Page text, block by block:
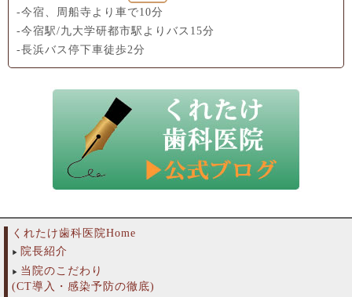
-今宿、周船寺より車で10分
-今宿駅/九大学研都市駅よりバス15分
-長浜バス停下車徒歩2分
くれたけ歯科医院Home
院長紹介
当院のこだわり
(CT導入・感染予防の徹底)